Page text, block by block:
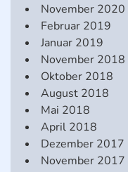
November 2020
Februar 2019
Januar 2019
November 2018
Oktober 2018
August 2018
Mai 2018
April 2018
Dezember 2017
November 2017